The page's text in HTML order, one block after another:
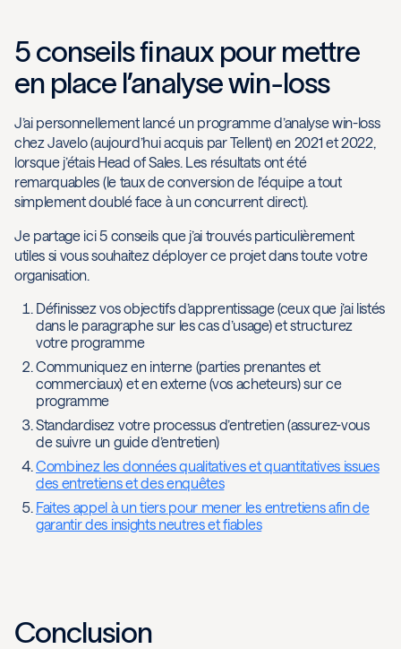
5 conseils finaux pour mettre
en place l’analyse win-loss
J’ai personnellement lancé un programme d’analyse win-loss
chez Javelo (aujourd’hui acquis par Tellent) en 2021 et 2022,
lorsque j’étais Head of Sales. Les résultats ont été
remarquables (le taux de conversion de l’équipe a tout
simplement doublé face à un concurrent direct).
Je partage ici 5 conseils que j’ai trouvés particulièrement
utiles si vous souhaitez déployer ce projet dans toute votre
organisation.
Définissez vos objectifs d’apprentissage (ceux que j’ai listés
dans le paragraphe sur les cas d’usage) et structurez
votre programme
Communiquez en interne (parties prenantes et
commerciaux) et en externe (vos acheteurs) sur ce
programme
Standardisez votre processus d’entretien (assurez-vous
de suivre un guide d’entretien)
Combinez les données qualitatives et quantitatives issues
des entretiens et des enquêtes
Faites appel à un tiers pour mener les entretiens afin de
garantir des insights neutres et fiables
Conclusion